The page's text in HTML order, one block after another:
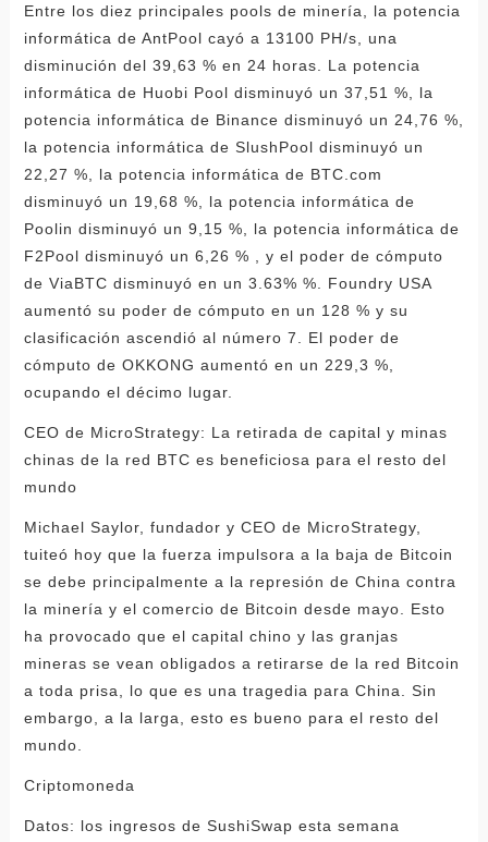
Entre los diez principales pools de minería, la potencia
informática de AntPool cayó a 13100 PH/s, una
disminución del 39,63 % en 24 horas. La potencia
informática de Huobi Pool disminuyó un 37,51 %, la
potencia informática de Binance disminuyó un 24,76 %,
la potencia informática de SlushPool disminuyó un
22,27 %, la potencia informática de BTC.com
disminuyó un 19,68 %, la potencia informática de
Poolin disminuyó un 9,15 %, la potencia informática de
F2Pool disminuyó un 6,26 % , y el poder de cómputo
de ViaBTC disminuyó en un 3.63% %. Foundry USA
aumentó su poder de cómputo en un 128 % y su
clasificación ascendió al número 7. El poder de
cómputo de OKKONG aumentó en un 229,3 %,
ocupando el décimo lugar.
CEO de MicroStrategy: La retirada de capital y minas
chinas de la red BTC es beneficiosa para el resto del
mundo
Michael Saylor, fundador y CEO de MicroStrategy,
tuiteó hoy que la fuerza impulsora a la baja de Bitcoin
se debe principalmente a la represión de China contra
la minería y el comercio de Bitcoin desde mayo. Esto
ha provocado que el capital chino y las granjas
mineras se vean obligados a retirarse de la red Bitcoin
a toda prisa, lo que es una tragedia para China. Sin
embargo, a la larga, esto es bueno para el resto del
mundo.
Criptomoneda
Datos: los ingresos de SushiSwap esta semana